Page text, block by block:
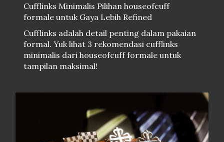
Cufflinks Minimalis Pilihan houseofcuff
formale untuk Gaya Lebih Refined
Cufflinks adalah detail penting dalam pakaian
formal. Yuk lihat 3 rekomendasi cufflinks
minimalis dari houseofcuff formale untuk
tampilan maksimal!